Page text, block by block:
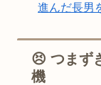
進んだ長男
😣 つまず
機